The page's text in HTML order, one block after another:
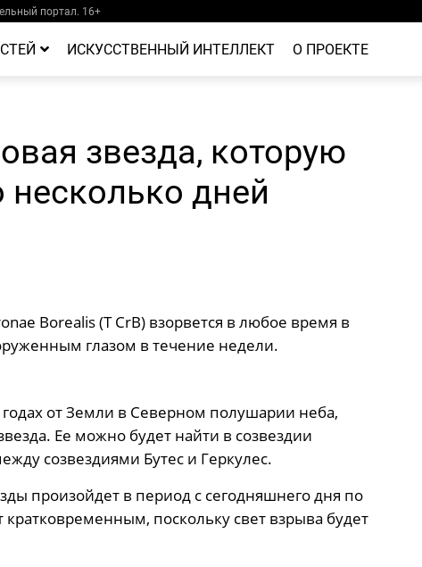
портал. 16+
ИСКУССТВЕННЫЙ ИНТЕЛЛЕКТ О ПРОЕКТЕ
звезда, которую
несколько дней
Borealis (T CrB) взорвется в любое время в
глазом в течение недели.
от Земли в Северном полушарии неба,
Ее можно будет найти в созвездии
созвездиями Бутес и Геркулес.
произойдет в период с сегодняшнего дня по
кратковременным, поскольку свет взрыва будет